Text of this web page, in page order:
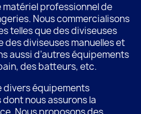
matériel professionnel de
Nous commercialisons
telles que des diviseuses
des diviseuses manuelles et
aussi d’autres équipements
des batteurs, etc.
divers équipements
nous assurons la